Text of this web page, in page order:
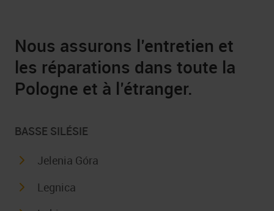
Nous assurons l’entretien et
les réparations dans toute la
Pologne et à l’étranger.
BASSE SILÉSIE
Jelenia Góra
Legnica